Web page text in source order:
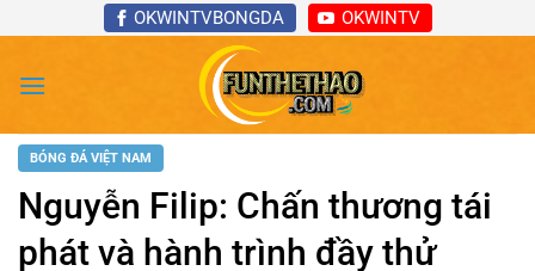
nội
OKWINTVBONGDA OKWINTV
BÓNG ĐÁ VIỆT NAM
Nguyễn Filip: Chấn thương tái
phát và hành trình đầy thử